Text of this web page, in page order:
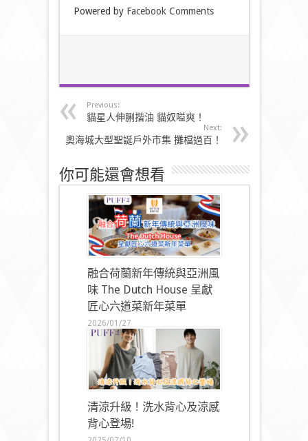
Powered by Facebook Comments
Previous:
貓星人伸脷揩油 貓奴嗌爽！
Next:
奧海城大型聖誕戶外市集 攤檔過百！
你可能還會想看
融合荷蘭新年傳統與亞洲風
味 The Dutch House 呈獻
匠心六道菜新年菜單
2026/01/27
清涼升級！洗水背心及涼感
背心登場!